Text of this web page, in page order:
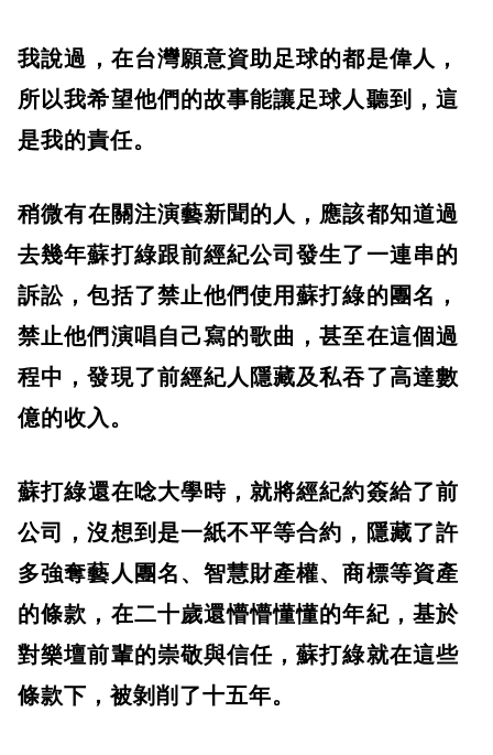
​我說過，在台灣願意資助足球的都是偉人，
所以我希望他們的故事能讓足球人聽到，這
是我的責任。
​稍微有在關注演藝新聞的人，應該都知道過
去幾年蘇打綠跟前經紀公司發生了一連串的
訴訟，包括了禁止他們使用蘇打綠的團名，
禁止他們演唱自己寫的歌曲，甚至在這個過
程中，發現了前經紀人隱藏及私吞了高達數
億的收入。
​蘇打綠還在唸大學時，就將經紀約簽給了前
公司，沒想到是一紙不平等合約，隱藏了許
多強奪藝人團名、智慧財產權、商標等資產
的條款，在二十歲還懵懵懂懂的年紀，基於
對樂壇前輩的崇敬與信任，蘇打綠就在這些
條款下，被剝削了十五年。